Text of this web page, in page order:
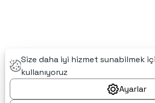
Size daha iyi hizmet sunabilmek
kullanıyoruz
Ayarlar